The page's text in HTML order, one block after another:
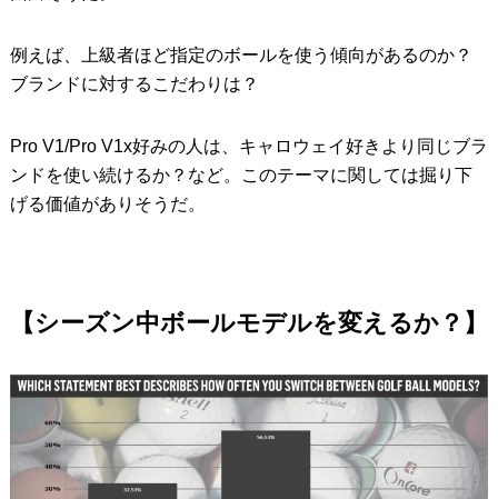
例えば、上級者ほど指定のボールを使う傾向があるのか？
ブランドに対するこだわりは？
Pro V1/Pro V1x好みの人は、キャロウェイ好きより同じブラ
ンドを使い続けるか？など。このテーマに関しては掘り下
げる価値がありそうだ。
【シーズン中ボールモデルを変えるか？】